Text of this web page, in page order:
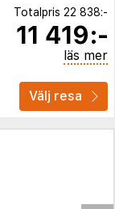
Totalpris 22 838:-
11 419:-
läs mer
Välj resa